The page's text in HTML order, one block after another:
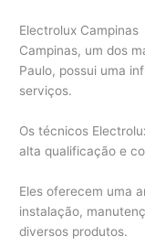
Electrolux Campinas
Campinas, um dos
Paulo, possui uma
serviços.
Os técnicos
alta qualificação e
Eles oferecem uma
instalação,
diversos produtos.